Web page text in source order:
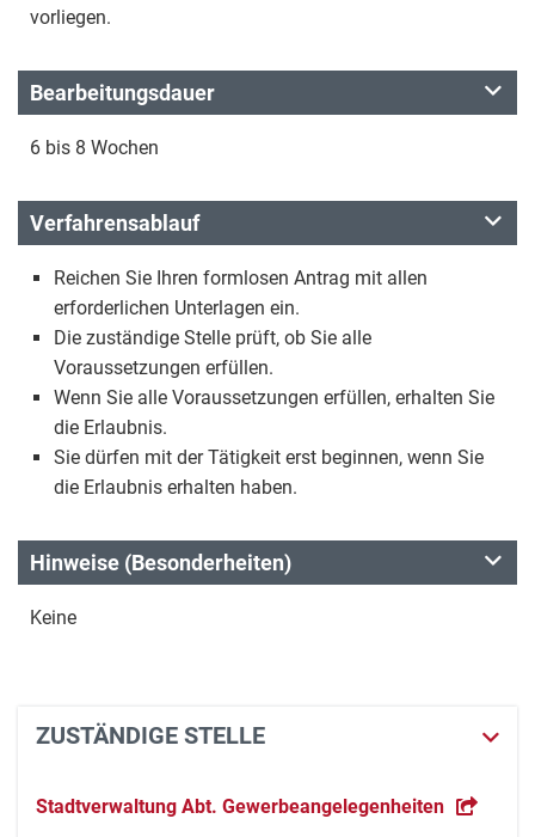
vorliegen.
Bearbeitungsdauer
6 bis 8 Wochen
Verfahrensablauf
Reichen Sie Ihren formlosen Antrag mit allen
erforderlichen Unterlagen ein.
Die zuständige Stelle prüft, ob Sie alle
Voraussetzungen erfüllen.
Wenn Sie alle Voraussetzungen erfüllen, erhalten Sie
die Erlaubnis.
Sie dürfen mit der Tätigkeit erst beginnen, wenn Sie
die Erlaubnis erhalten haben.
Hinweise (Besonderheiten)
Keine
ZUSTÄNDIGE STELLE
Stadtverwaltung Abt. Gewerbeangelegenheiten